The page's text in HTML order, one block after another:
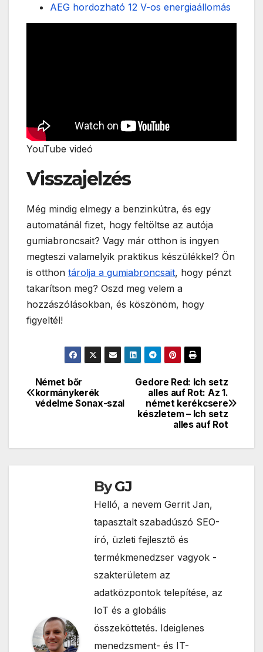
AEG hordozható 12 V-os energiaállomás
YouTube videó
Visszajelzés
Még mindig elmegy a benzinkútra, és egy
automatánál fizet, hogy feltöltse az autója
gumiabroncsait? Vagy már otthon is ingyen
megteszi valamelyik praktikus készülékkel? Ön
is otthon tárolja a gumiabroncsait, hogy pénzt
takarítson meg? Oszd meg velem a
hozzászólásokban, és köszönöm, hogy
figyeltél!
Bejegyzés
navigáció
Gedore Red: Ich setz
alles auf Rot: Az 1.
német kerékcsere
készletem – Ich setz
alles auf Rot
Német bőr
kormánykerék
védelme Sonax-szal
ByGJ
Helló, a nevem Gerrit Jan,
tapasztalt szabadúszó SEO-
író, üzleti fejlesztő és
termékmenedzser vagyok -
szakterületem az
adatközpontok telepítése, az
IoT és a globális
összeköttetés. Ideiglenes
menedzsment- és IT-